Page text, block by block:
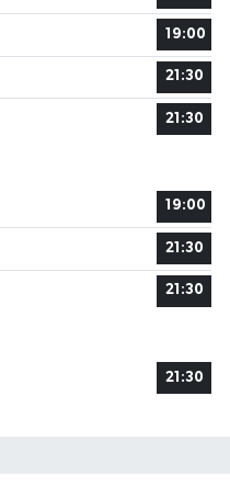
19:00
21:30
21:30
19:00
21:30
21:30
21:30